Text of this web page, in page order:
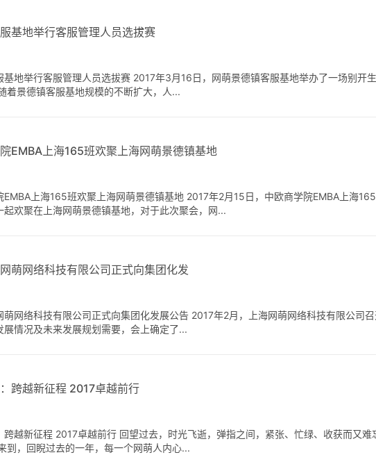
基地举行客服管理人员选拔赛
基地举行客服管理人员选拔赛 2017年3月16日，网萌景德镇客服基地举办了一场别开
着景德镇客服基地规模的不断扩大，人...
EMBA上海165班欢聚上海网萌景德镇基地
EMBA上海165班欢聚上海网萌景德镇基地 2017年2月15日，中欧商学院EMBA上海
起欢聚在上海网萌景德镇基地，对于此次聚会，网...
萌网络科技有限公司正式向集团化发
萌网络科技有限公司正式向集团化发展公告 2017年2月，上海网萌网络科技有限公司
展情况及未来发展规划需要，会上确定了...
跨越新征程 2017卓越前行
跨越新征程 2017卓越前行 回望过去，时光飞逝，弹指之间，紧张、忙绿、收获而又
到，回睨过去的一年，每一个网萌人内心...